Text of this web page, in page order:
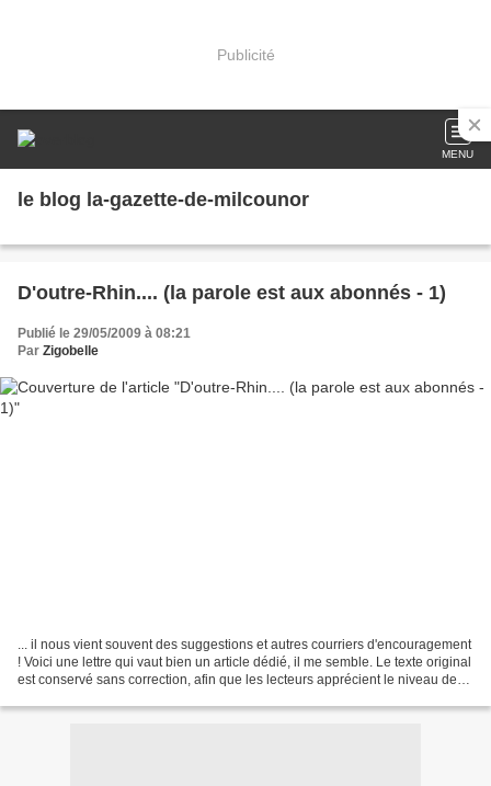
Publicité
MENU
le blog la-gazette-de-milcounor
D'outre-Rhin.... (la parole est aux abonnés - 1)
Publié le 29/05/2009 à 08:21
Par Zigobelle
... il nous vient souvent des suggestions et autres courriers d'encouragement
! Voici une lettre qui vaut bien un article dédié, il me semble. Le texte original
est conservé sans correction, afin que les lecteurs apprécient le niveau de